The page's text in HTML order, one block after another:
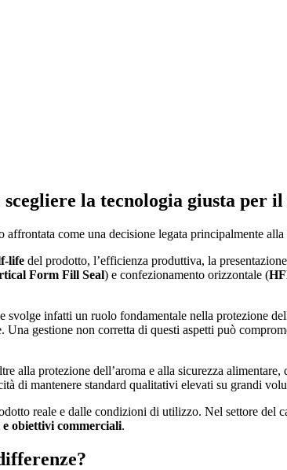
la tecnologia giusta per il
come una decisione legata principalmente
life del prodotto, l’efficienza produttiva, la
Form Fill Seal) e confezionamento orizzontale (
svolge infatti un ruolo fondamentale nella protezione
gestione non corretta di questi aspetti può
alla protezione dell’aroma e alla sicurezza
di mantenere standard qualitativi elevati su grandi
reale e dalle condizioni di utilizzo. Nel settore del
obiettivi commerciali.